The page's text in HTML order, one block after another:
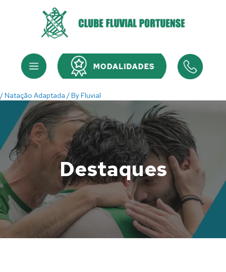
Menu Menu
/ Natação Adaptada / By Fluvial
Destaques